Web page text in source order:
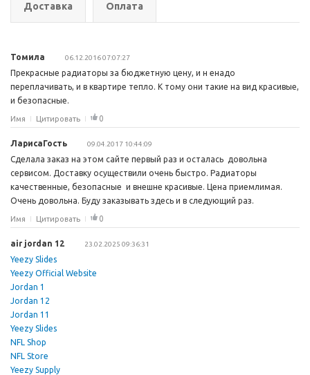
Доставка Оплата
Томила 06.12.2016 07:07:27
Прекрасные радиаторы за бюджетную цену, и н енадо
переплачивать, и в квартире тепло. К тому они такие на вид красивые,
и безопасные.
Имя Цитировать 0
ЛарисаГость 09.04.2017 10:44:09
Сделала заказ на этом сайте первый раз и осталась довольна
сервисом. Доставку осуществили очень быстро. Радиаторы
качественные, безопасные и внешне красивые. Цена приемлимая.
Очень довольна. Буду заказывать здесь и в следующий раз.
Имя Цитировать 0
air jordan 12 23.02.2025 09:36:31
Yeezy Slides
Yeezy Official Website
Jordan 1
Jordan 12
Jordan 11
Yeezy Slides
NFL Shop
NFL Store
Yeezy Supply